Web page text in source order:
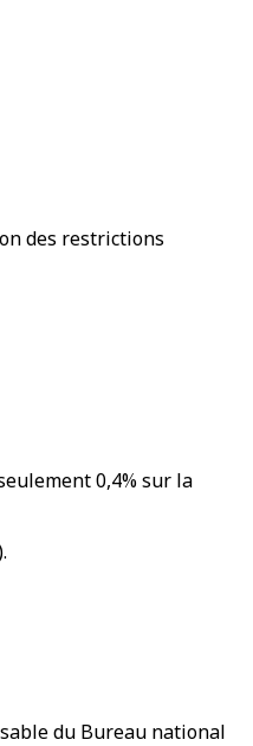
des restrictions
0,4% sur la
du Bureau national